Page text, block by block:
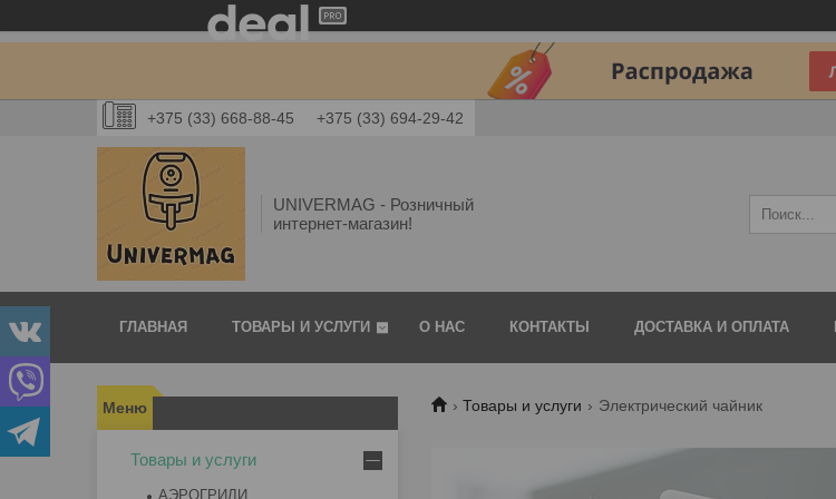
+375 (33) 668-88-45 +375 (33) 694-29-42
UNIVERMAG - Розничный
интернет-магазин!
ГЛАВНАЯ ТОВАРЫ И УСЛУГИ О НАС КОНТАКТЫ ДОСТАВКА И ОПЛАТА
Товары и услуги Электрический чайник
Товары и услуги
АЭРОГРИЛИ